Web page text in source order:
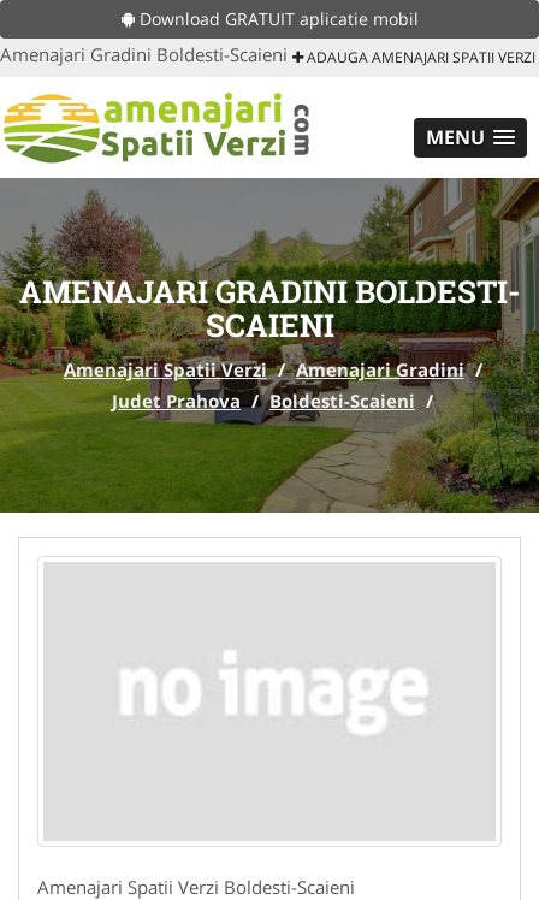
Download GRATUIT aplicatie mobil
Amenajari Gradini Boldesti-Scaieni ADAUGA AMENAJARI SPATII VERZI
MENU
AMENAJARI GRADINI BOLDESTI-
SCAIENI
Amenajari Spatii Verzi / Amenajari Gradini /
Judet Prahova / Boldesti-Scaieni /
Amenajari Spatii Verzi Boldesti-Scaieni